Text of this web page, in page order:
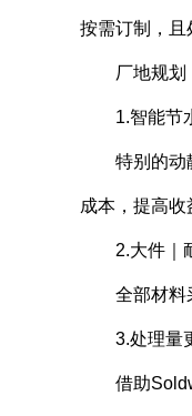
按需订制，且
厂地规划｜
1.智能节
特别的动静
成本，提高收
2.大件｜耐
全部材料采
3.处理量
借助